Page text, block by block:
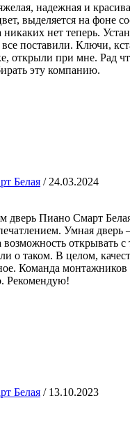
надежная и
выделяется на фоне
никаких нет теперь.
поставили. Ключи,
открыли при мне. Рад
эту компанию.
Белая / 24.03.2024
дверь Пиано Смарт
Умная дверь
открывать с
о таком. В целом,
Команда монтажников
Рекомендую!
Белая / 13.10.2023